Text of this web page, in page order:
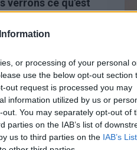
or processing of your personal
use the below opt-out section
out request is processed you may
information utilized by us or
You may separately opt-out of
parties on the IAB’s list of
us to third parties on the IAB’s
verrons ce qu'est
cholestérol,
avantages de